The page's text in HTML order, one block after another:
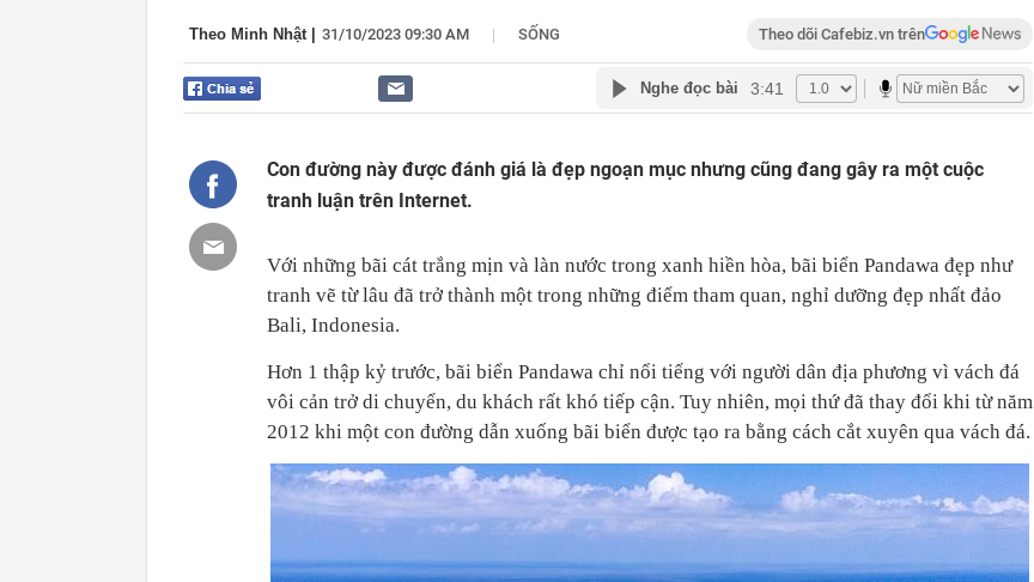
Theo Minh Nhật| 31/10/2023 09:30 AM | SỐNG Theo dõi Cafebiz.vn trên
Nghe đọc bài 3:41
Con đường này được đánh giá là đẹp ngoạn mục nhưng cũng đang gây ra một cuộc
tranh luận trên Internet.
Với những bãi cát trắng mịn và làn nước trong xanh hiền hòa, bãi biển Pandawa đẹp như
tranh vẽ từ lâu đã trở thành một trong những điểm tham quan, nghỉ dưỡng đẹp nhất đảo
Bali, Indonesia.
Hơn 1 thập kỷ trước, bãi biển Pandawa chỉ nổi tiếng với người dân địa phương vì vách đá
vôi cản trở di chuyển, du khách rất khó tiếp cận. Tuy nhiên, mọi thứ đã thay đổi khi từ năm
2012 khi một con đường dẫn xuống bãi biển được tạo ra bằng cách cắt xuyên qua vách đá.